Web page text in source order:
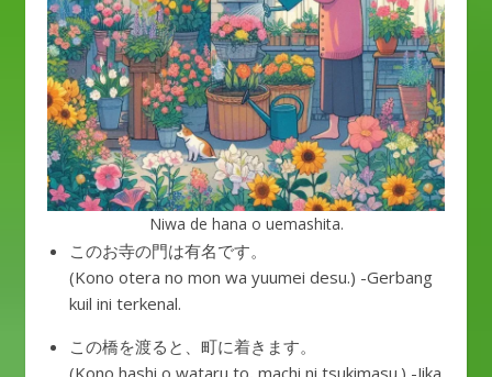
Niwa de hana o uemashita.
このお寺の門は有名です。
(Kono otera no mon wa yuumei desu.) -Gerbang
kuil ini terkenal.
この橋を渡ると、町に着きます。
(Kono hashi o wataru to, machi ni tsukimasu.) -Jika